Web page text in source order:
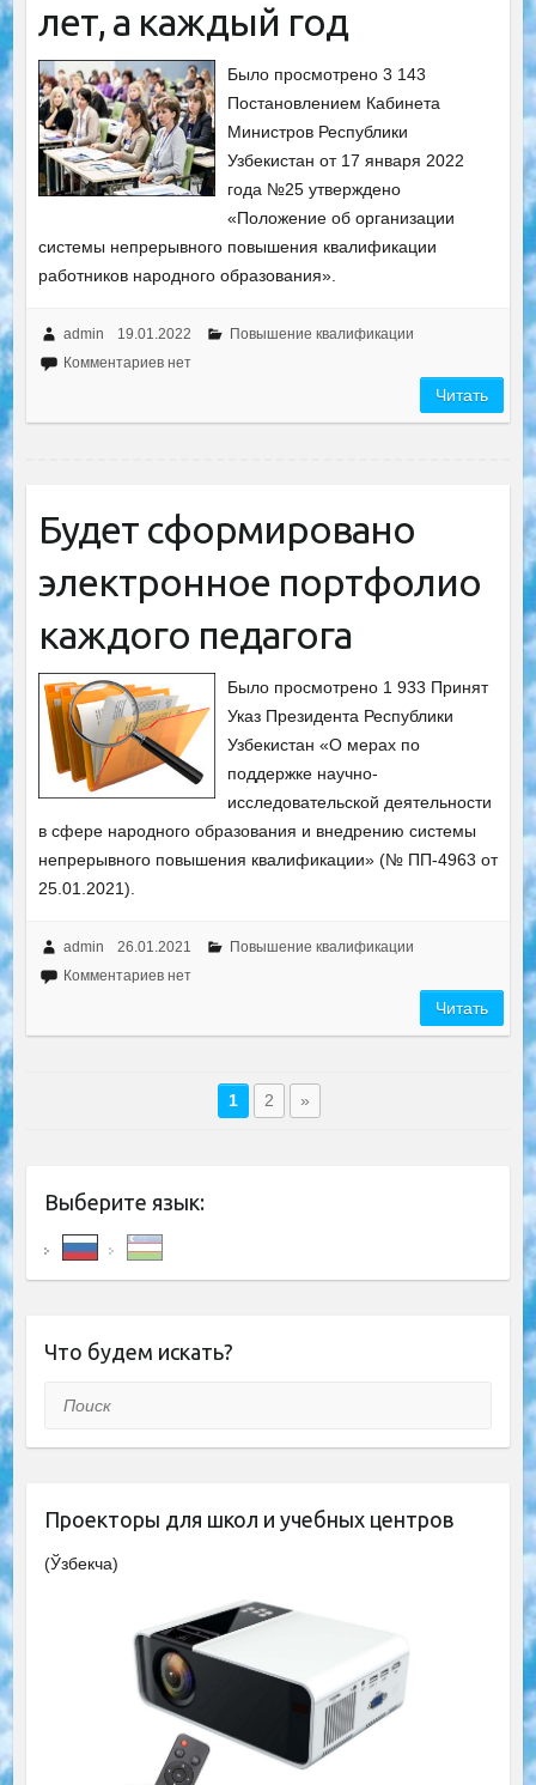
лет, а каждый год
Было просмотрено 3 143
Постановлением Кабинета
Министров Республики
Узбекистан от 17 января 2022
года №25 утверждено
«Положение об организации
системы непрерывного повышения квалификации
работников народного образования».
admin 19.01.2022
Повышение квалификации
Комментариев нет
Читать
Будет сформировано
электронное портфолио
каждого педагога
Было просмотрено 1 933 Принят
Указ Президента Республики
Узбекистан «О мерах по
поддержке научно-
исследовательской деятельности
в сфере народного образования и внедрению системы
непрерывного повышения квалификации» (№ ПП-4963 от
25.01.2021).
admin 26.01.2021
Повышение квалификации
Комментариев нет
Читать
1 2 »
Выберите язык:
Что будем искать?
Поиск
Проекторы для школ и учебных центров
(Ўзбекча)